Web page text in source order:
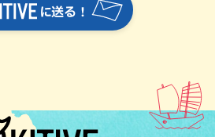
に送る！